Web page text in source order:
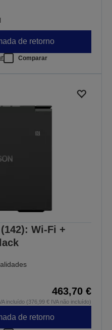
de retorno
Comparar
Wi-Fi +
463,70 €
incluído (376,99 € IVA não incluído)
de retorno